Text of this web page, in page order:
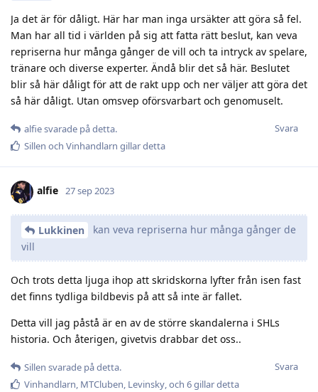
Ja det är för dåligt. Här har man inga ursäkter att göra så fel.
Man har all tid i världen på sig att fatta rätt beslut, kan veva
repriserna hur många gånger de vill och ta intryck av spelare,
tränare och diverse experter. Ändå blir det så här. Beslutet
blir så här dåligt för att de rakt upp och ner väljer att göra det
så här dåligt. Utan omsvep oförsvarbart och genomuselt.
Svara
alfiesvarade på detta.
Sillen och Vinhandlarn gillar detta
alfie 27 sep 2023
Lukkinen
kan veva repriserna hur många gånger de
vill
Och trots detta ljuga ihop att skridskorna lyfter från isen fast
det finns tydliga bildbevis på att så inte är fallet.
Detta vill jag påstå är en av de större skandalerna i SHLs
historia. Och återigen, givetvis drabbar det oss..
Svara
Sillen svarade på detta.
Vinhandlarn, MTCluben, Levinsky, och 6gillar detta